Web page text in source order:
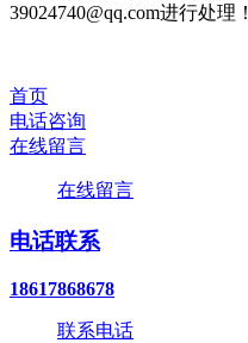
39024740@qq.com进行处理！
首页
电话咨询
在线留言
在线留言
电话联系
18617868678
联系电话